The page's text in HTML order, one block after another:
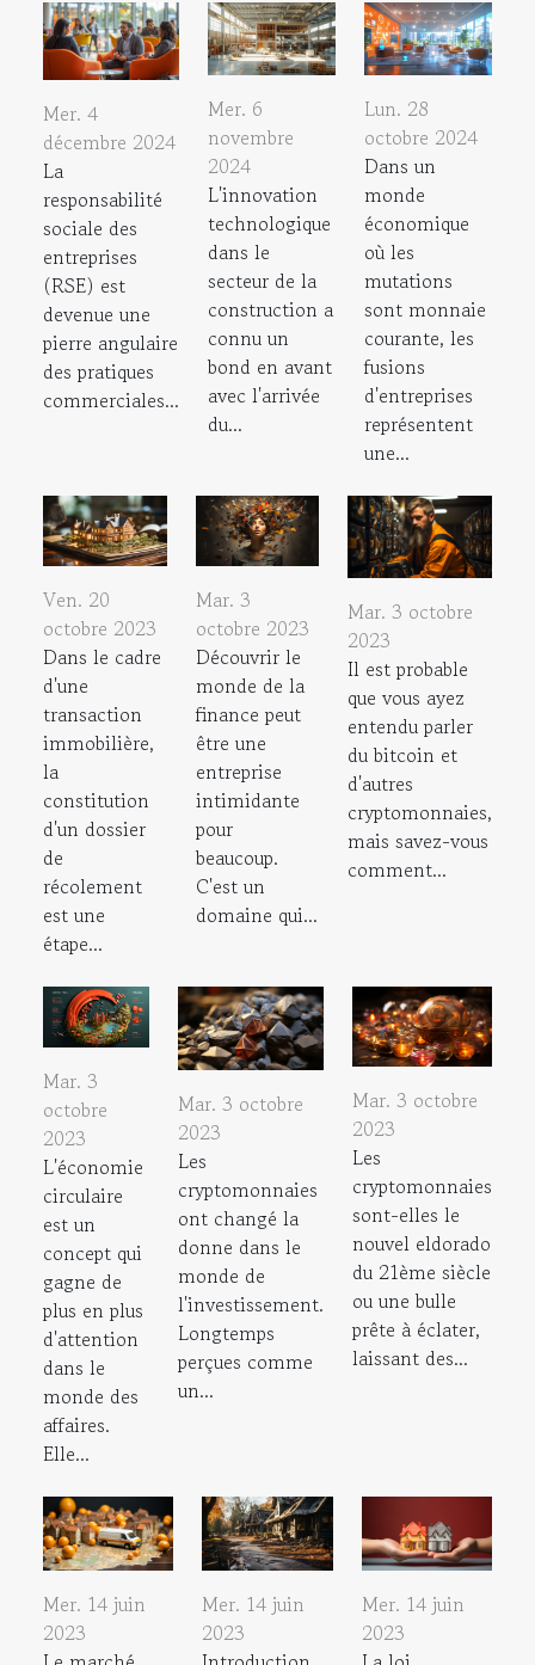
Mer. 4
décembre 2024
La
responsabilité
sociale des
entreprises
(RSE) est
devenue une
pierre angulaire
des pratiques
commerciales...
Mer. 6
novembre
2024
L'innovation
technologique
dans le
secteur de la
construction a
connu un
bond en avant
avec l'arrivée
du...
Lun. 28
octobre 2024
Dans un
monde
économique
où les
mutations
sont monnaie
courante, les
fusions
d'entreprises
représentent
une...
Ven. 20
octobre 2023
Dans le cadre
d'une
transaction
immobilière,
la
constitution
d'un dossier
de
récolement
est une
étape...
Mar. 3
octobre 2023
Découvrir le
monde de la
finance peut
être une
entreprise
intimidante
pour
beaucoup.
C'est un
domaine qui...
Mar. 3 octobre
2023
Il est probable
que vous ayez
entendu parler
du bitcoin et
d'autres
cryptomonnaies,
mais savez-vous
comment...
Mar. 3
octobre
2023
L'économie
circulaire
est un
concept qui
gagne de
plus en plus
d'attention
dans le
monde des
affaires.
Elle...
Mar. 3 octobre
2023
Les
cryptomonnaies
ont changé la
donne dans le
monde de
l'investissement.
Longtemps
perçues comme
un...
Mar. 3 octobre
2023
Les
cryptomonnaies
sont-elles le
nouvel eldorado
du 21ème siècle
ou une bulle
prête à éclater,
laissant des...
Mer. 14 juin
2023
Mer. 14 juin
2023
Mer. 14 juin
2023